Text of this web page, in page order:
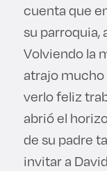
cuenta que
su parroquia,
Volviendo la
atrajo
verlo feliz
abrió el
de su padre
invitar a